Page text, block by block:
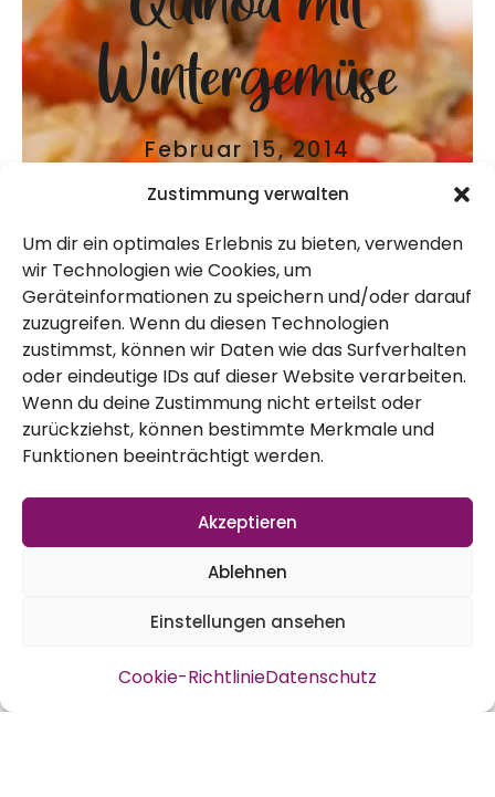
Zustimmung verwalten
Um dir ein optimales Erlebnis zu bieten, verwenden
wir Technologien wie Cookies, um
Geräteinformationen zu speichern und/oder darauf
zuzugreifen. Wenn du diesen Technologien
zustimmst, können wir Daten wie das Surfverhalten
oder eindeutige IDs auf dieser Website verarbeiten.
Wenn du deine Zustimmung nicht erteilst oder
zurückziehst, können bestimmte Merkmale und
Funktionen beeinträchtigt werden.
Akzeptieren
Ablehnen
Einstellungen ansehen
Cookie-RichtlinieDatenschutz
Wintergemüse
Februar 15, 2014
Für Lecker ist folgende Inspiration
befunden:
Weißkohlstreifen mit Möhren und Paprika,
die wir im Sommer eingefroren hatten,
dazu Zwiebeln und Kohlrabi bunt gemischt
mit Quinoa, auch als Inkakorn bekannt. Für